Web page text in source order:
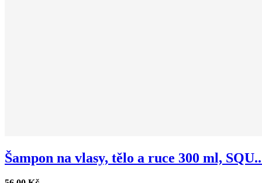
Šampon na vlasy, tělo a ruce 300 ml,